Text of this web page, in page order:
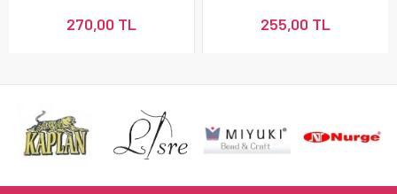
270,00 TL 255,00 TL